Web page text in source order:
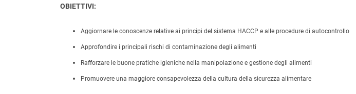
OBIETTIVI:
Aggiornare le conoscenze relative ai principi del sistema HACCP e alle procedure di autocontrollo
Approfondire i principali rischi di contaminazione degli alimenti
Rafforzare le buone pratiche igieniche nella manipolazione e gestione degli alimenti
Promuovere una maggiore consapevolezza della cultura della sicurezza alimentare